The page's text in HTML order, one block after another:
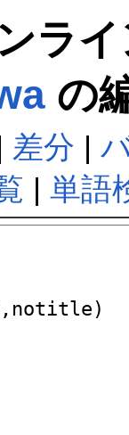
ラ
の
差分 |
| 単語